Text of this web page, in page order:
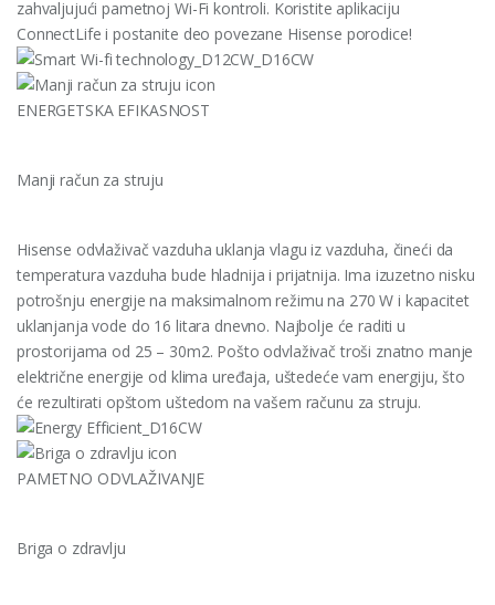
zahvaljujući pametnoj Wi-Fi kontroli. Koristite aplikaciju
ConnectLife i postanite deo povezane Hisense porodice!
ENERGETSKA EFIKASNOST
Manji račun za struju
Hisense odvlaživač vazduha uklanja vlagu iz vazduha, čineći da
temperatura vazduha bude hladnija i prijatnija. Ima izuzetno nisku
potrošnju energije na maksimalnom režimu na 270 W i kapacitet
uklanjanja vode do 16 litara dnevno. Najbolje će raditi u
prostorijama od 25 – 30m2. Pošto odvlaživač troši znatno manje
električne energije od klima uređaja, uštedeće vam energiju, što
će rezultirati opštom uštedom na vašem računu za struju.
PAMETNO ODVLAŽIVANJE
Briga o zdravlju